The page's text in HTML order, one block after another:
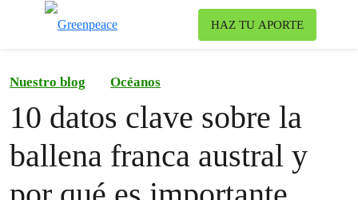
HAZ TU APORTE
Nuestro blog Océanos
10 datos clave sobre la
ballena franca austral y